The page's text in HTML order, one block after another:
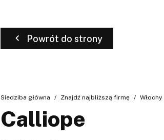
Powrót do strony
Siedziba główna Znajdź najbliższą firmę Włochy
Calliope